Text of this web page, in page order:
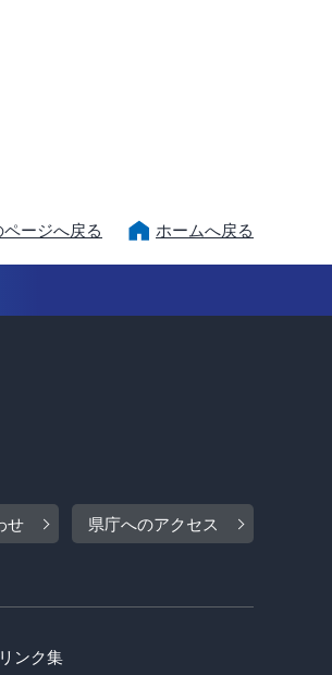
ページへ戻る ホームへ戻る
せ 県庁へのアクセス
リンク集